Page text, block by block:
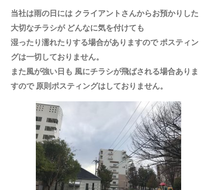
当社は雨の日には クライアントさんからお預かりした
大切なチラシが どんなに気を付けても
湿ったり濡れたりする場合がありますので ポスティン
グは一切しておりません。
また風が強い日も 風にチラシが飛ばされる場合ありま
すので 原則ポスティングはしておりません。